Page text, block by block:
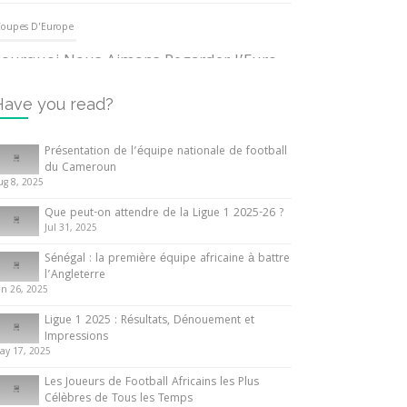
D'Europe
Nous Aimons Regarder l’Euro
June 2024
Internationales
ce que vous devez savoir sur la
d’Afrique des Nations
10 May 2024
Internationales
de l’équipe nationale de
football du Cameroun
2025
you read?
Présentation de l’équipe nationale de football
du Cameroun
8, 2025
Que peut-on attendre de la Ligue 1 2025-26 ?
Jul 31, 2025
Sénégal : la première équipe africaine à battre
l’Angleterre
26, 2025
Ligue 1 2025 : Résultats, Dénouement et
Impressions
17, 2025
Les Joueurs de Football Africains les Plus
Célèbres de Tous les Temps